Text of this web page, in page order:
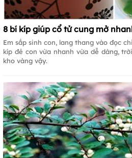
8 bí kíp giúp cổ tử cung mở
Em sắp sinh con, lang thang vào đọc
kíp đẻ con vừa nhanh vừa dễ dàng,
kho vàng vậy.